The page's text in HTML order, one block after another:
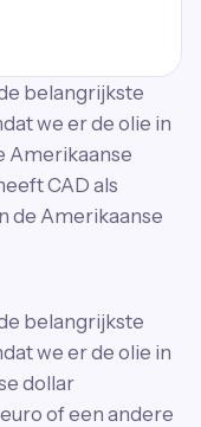
belangrijkste
we er de olie in
Amerikaanse
CAD als
de Amerikaanse
belangrijkste
we er de olie in
dollar
of een andere